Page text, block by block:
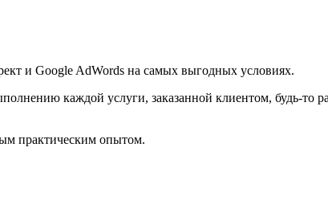
и Google AdWords на самых выгодных условиях.
каждой услуги, заказанной клиентом, будь-то
практическим опытом.